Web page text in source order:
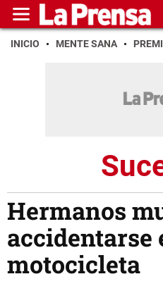
INICIO MENTE SANA
Hermanos
accidentarse
motocicleta